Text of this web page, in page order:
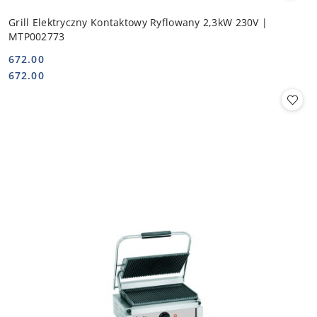
Grill Elektryczny Kontaktowy Ryflowany 2,3kW 230V |
MTP002773
Cena:
672.00
Cena:
672.00